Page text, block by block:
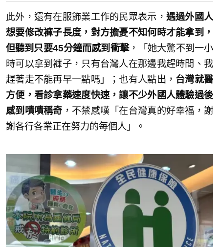
此外，還有在服飾業工作的民眾表示， 遇過外國人
想要修改褲子長度，對方擔憂不知何時才能拿到，
但聽到只要45分鐘而感到衝擊，「她大驚不到一小
時可以拿到褲子，只有台灣人在那邊我趕時間、我
趕著走不能再早一點嗎」；也有人點出， 台灣就醫
方便，看診拿藥速度快速，讓不少外國人體驗過後
感到嘖嘖稱奇 ，不禁感嘆「在台灣真的好幸福，謝
謝各行各業正在努力的每個人」。